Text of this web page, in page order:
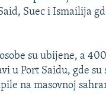
Suec i Ismailija
su ubijene, a
u Port Saidu, gde su
na masovnoj